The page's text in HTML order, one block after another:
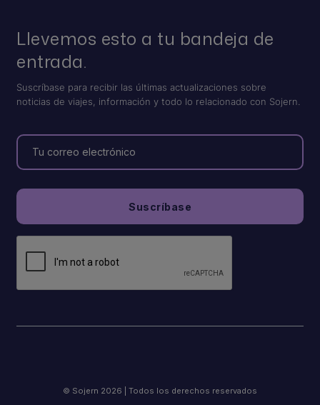
Llevemos esto a tu bandeja de
entrada.
Suscríbase para recibir las últimas actualizaciones sobre
noticias de viajes, información y todo lo relacionado con Sojern.
© Sojern 2026 | Todos los derechos reservados